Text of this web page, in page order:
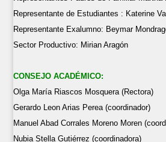
Representante de Estudiantes
Representante Exalumno:
Sector Productivo: Mirian Aragón
CONSEJO ACADÉMICO:
Olga María Riascos Mosquera (Rectora)
Gerardo Leon Arias Perea (coordinador)
Manuel Abad Corrales Moreno Moren
Nubia Stella Gutiérrez (coordinadora)